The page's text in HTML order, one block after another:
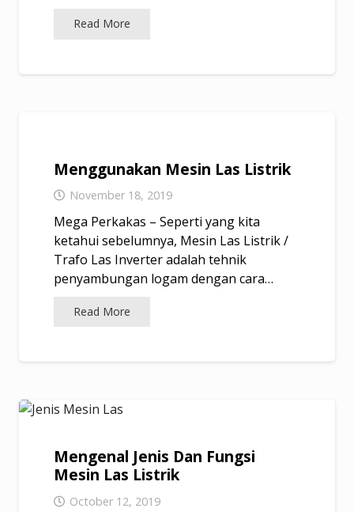
Read More
Menggunakan Mesin Las Listrik
November 18, 2019
Mega Perkakas – Seperti yang kita
ketahui sebelumnya, Mesin Las Listrik /
Trafo Las Inverter adalah tehnik
penyambungan logam dengan cara…
Read More
Mengenal Jenis Dan Fungsi
Mesin Las Listrik
October 12, 2019